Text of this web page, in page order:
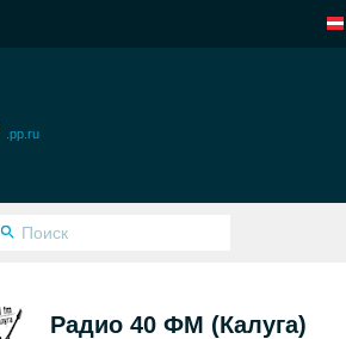
.pp.ru
Радио 40 ФМ (Калуга)